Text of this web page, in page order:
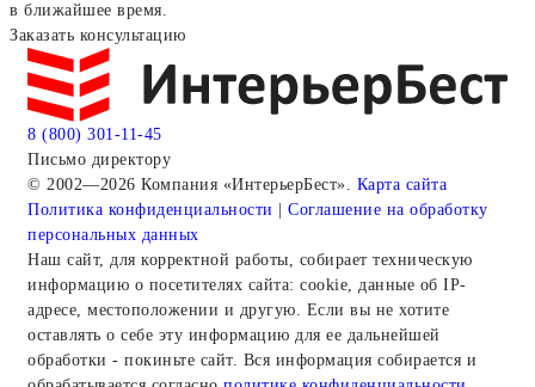
в ближайшее время.
Заказать консультацию
8 (800) 301-11-45
Письмо директору
© 2002—2026 Компания «ИнтерьерБест». Карта сайта
Политика конфиденциальности | Соглашение на обработку
персональных данных
Наш сайт, для корректной работы, собирает техническую
информацию о посетителях сайта: cookie, данные об IP-
адресе, местоположении и другую. Если вы не хотите
оставлять о себе эту информацию для ее дальнейшей
обработки - покиньте сайт. Вся информация собирается и